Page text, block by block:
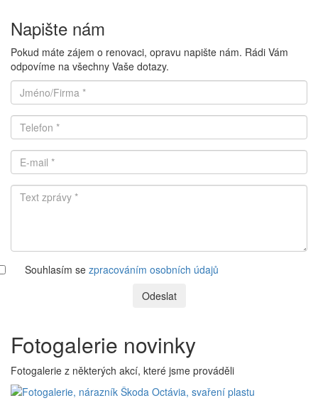
Napište nám
Pokud máte zájem o renovaci, opravu napište nám. Rádi Vám
odpovíme na všechny Vaše dotazy.
Souhlasím se zpracováním osobních údajů
Odeslat
Fotogalerie novinky
Fotogalerie z některých akcí, které jsme prováděli